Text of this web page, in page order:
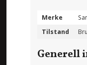
Merke
Tilstand
Generell